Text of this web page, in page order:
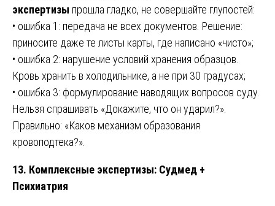
экспертизы прошла гладко, не совершайте глупостей:
• ошибка 1: передача не всех документов. Решение:
приносите даже те листы карты, где написано «чисто»;
• ошибка 2: нарушение условий хранения образцов.
Кровь хранить в холодильнике, а не при 30 градусах;
• ошибка 3: формулирование наводящих вопросов суду.
Нельзя спрашивать «Докажите, что он ударил?».
Правильно: «Каков механизм образования
кровоподтека?».
13. Комплексные экспертизы: Судмед +
Психиатрия